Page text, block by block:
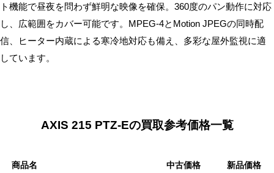
料
無
料・
振
ト機能で昼夜を問わず鮮明な映像を確保。360度のパン動作に対応
し、広範囲をカバー可能です。MPEG-4とMotion JPEGの同時配
信、ヒーター内蔵による寒冷地対応も備え、多彩な屋外監視に適
しています。
AXIS 215 PTZ-Eの買取参考価格一覧
商品名 中古価格 新品価格